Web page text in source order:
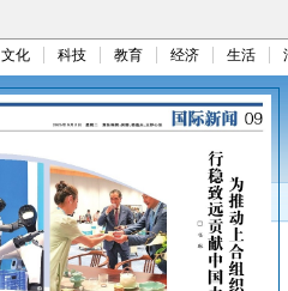
文化 科技 教育 经济 生活